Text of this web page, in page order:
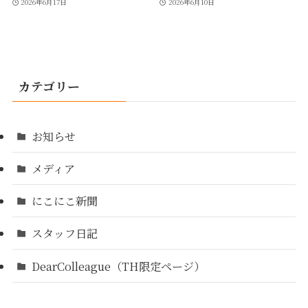
カテゴリー
お知らせ
メディア
にこにこ新聞
スタッフ日記
DearColleague（TH限定ページ）